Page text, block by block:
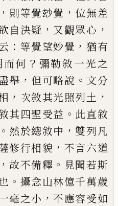
， 則等覺玅覺 ， 位無差
自決疑 ， 又觀眾心 ，
： 等覺望妙覺 ，猶有
而何 ？ 彌勒敘一光之
舉 ， 但可略說 。 文分
， 次敘其光照列土 ，
其四聖受益 。 此直敘
。 然於總敘中 ， 雙列凡
修行相貌 ， 不言六道
，故不備釋 。 見聞若斯
。 攝念山林億千萬歲
毫之小 ，不應容受如